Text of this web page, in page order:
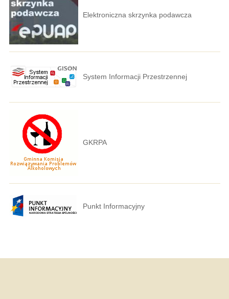
Elektroniczna skrzynka podawcza
System Informacji Przestrzennej
GKRPA
Punkt Informacyjny